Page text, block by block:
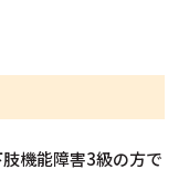
機能障害3級の方で